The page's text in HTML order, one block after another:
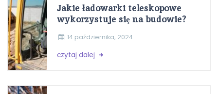
Jakie ładowarki teleskopowe
wykorzystuje się na budowie?
14 października, 2024
czytaj dalej